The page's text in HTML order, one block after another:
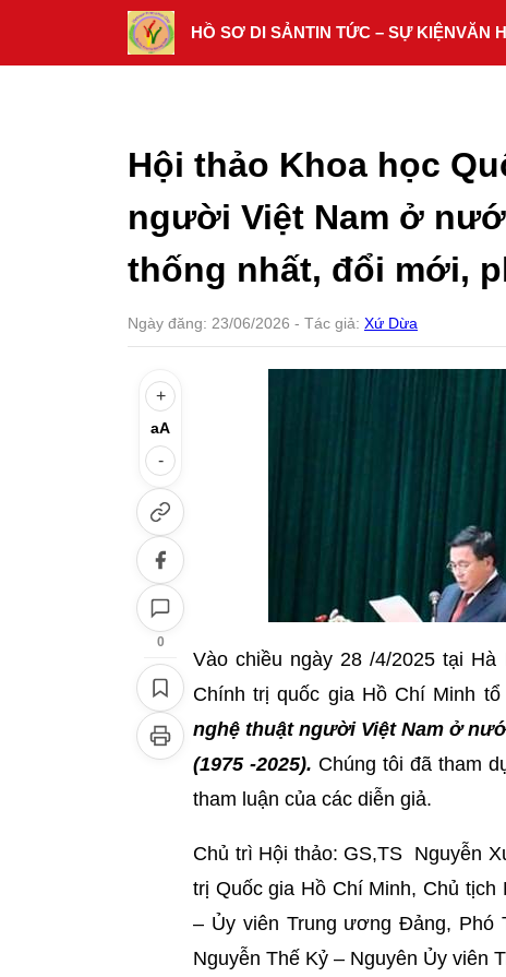
content
HỒ SƠ DI SẢNTIN TỨC – SỰ KIỆNVĂN
Hội thảo Khoa học
người Việt Nam ở
thống nhất, đổi mới,
Ngày đăng: 23/06/2026 - Tác giả: Xứ Dừa
+
aA
-
0
Vào chiều ngày 28 /4/2025 tại
Chính trị quốc gia Hồ Chí Minh
nghệ thuật người Việt Nam ở
(1975 -2025). Chúng tôi đã tham
tham luận của các diễn giả.
Chủ trì Hội thảo: GS,TS Nguyễn
trị Quốc gia Hồ Chí Minh, Chủ
– Ủy viên Trung ương Đảng, Phó
Nguyễn Thế Kỷ – Nguyên Ủy viên